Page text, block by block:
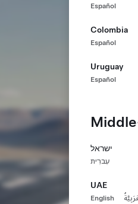
Español
Colombia
Español
Uruguay
Español
ישראל
עִברִית
UAE
English